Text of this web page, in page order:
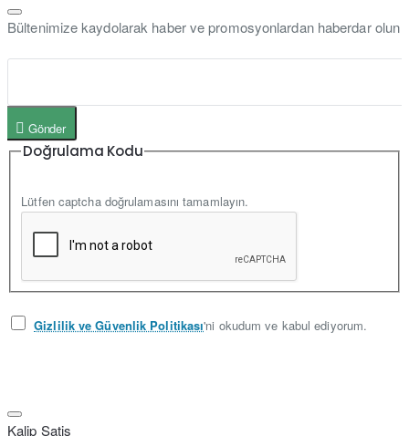
Bültenimize kaydolarak haber ve promosyonlardan haberdar olun
Gönder
Doğrulama Kodu
Lütfen captcha doğrulamasını tamamlayın.
Gizlilik ve Güvenlik Politikası'ni okudum ve kabul ediyorum.
Kalip Satis